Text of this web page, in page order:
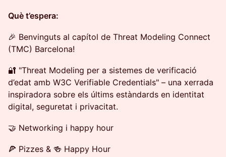
Què t’espera:
🎉 Benvinguts al capítol de Threat Modeling Connect
(TMC) Barcelona!
🔐 "Threat Modeling per a sistemes de verificació
d’edat amb W3C Verifiable Credentials" – una xerrada
inspiradora sobre els últims estàndards en identitat
digital, seguretat i privacitat.
🤝 Networking i happy hour
🍕 Pizzes & 🍻 Happy Hour